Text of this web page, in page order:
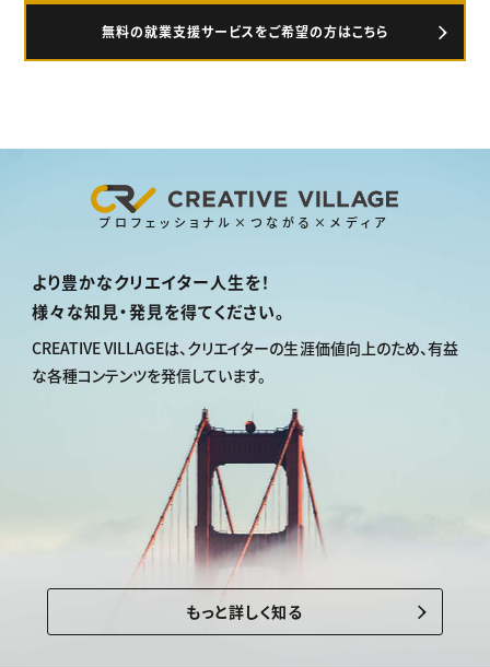
無料の就業支援サービスをご希望の方はこちら
プロフェッショナル×つながる×メディア
より豊かなクリエイター人生を！
様々な知見・発見を得てください。
CREATIVE VILLAGEは、 クリエイターの生涯価値向上のため、有益
な各種コンテンツを発信しています。
もっと詳しく知る